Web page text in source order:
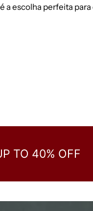
a escolha perfeita
TO 40% OFF